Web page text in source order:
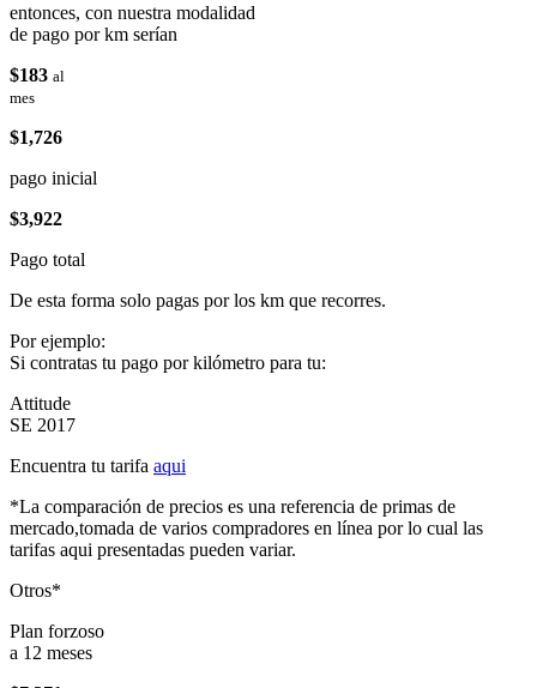
entonces, con nuestra modalidad
de pago por km serían
$183 al
mes
$1,726
pago inicial
$3,922
Pago total
De esta forma solo pagas por los km que recorres.
Por ejemplo:
Si contratas tu pago por kilómetro para tu:
Attitude
SE 2017
Encuentra tu tarifa aqui
*La comparación de precios es una referencia de primas de
mercado,tomada de varios compradores en línea por lo cual las
tarifas aqui presentadas pueden variar.
Otros*
Plan forzoso
a 12 meses